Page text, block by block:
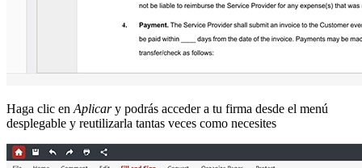
Haga clic en Aplicary podrás acceder a tu firma desde el menú
desplegable y reutilizarla tantas veces como necesites